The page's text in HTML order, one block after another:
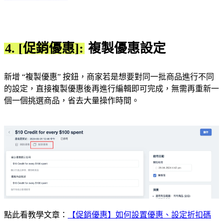
4. [促銷優惠]: 複製優惠設定
新增 “複製優惠” 按鈕，商家若是想要對同一批商品進行不同
的設定，直接複製優惠後再進行編輯即可完成，無需再重新一
個一個挑選商品，省去大量操作時間。
點此看教學文章： 【促銷優惠】如何設置優惠、設定折扣碼